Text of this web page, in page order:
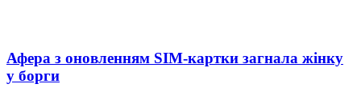
Афера з оновленням SIM-картки загнала жінку
у борги